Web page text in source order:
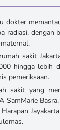
dokter
radiasi, dengan
sakit
hingga lebih
pemeriksaan.
sakit yang
SamMarie